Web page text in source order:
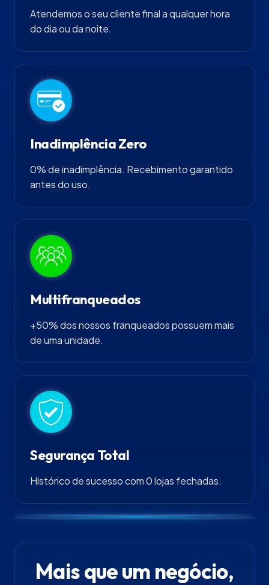
Atendemos o seu cliente final a qualquer hora
do dia ou da noite.
Inadimplência Zero
0% de inadimplência. Recebimento garantido
antes do uso.
Multifranqueados
+50% dos nossos franqueados possuem mais
de uma unidade.
Segurança Total
Histórico de sucesso com 0 lojas fechadas.
Mais que um negócio,